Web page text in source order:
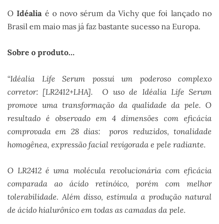
OIdéaliaé o novo sérum da Vichy que foi lançado no
Brasil em maio mas já faz bastante sucesso na Europa.
Sobre o produto…
“Idéalia Life Serum possui um poderoso complexo
corretor: [LR2412+LHA]. O uso de Idéalia Life Serum
promove uma transformação da qualidade da pele. O
resultado é observado em 4 dimensões com eficácia
comprovada em 28 dias: poros reduzidos, tonalidade
homogênea, expressão facial revigorada e pele radiante.
O LR2412 é uma molécula revolucionária com eficácia
comparada ao ácido retinóico, porém com melhor
tolerabilidade. Além disso, estimula a produção natural
de ácido hialurônico em todas as camadas da pele.